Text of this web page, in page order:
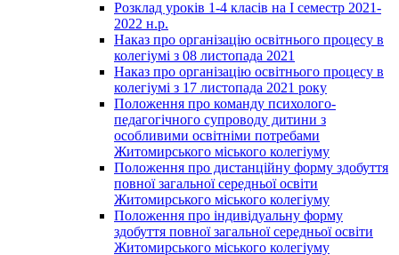
Розклад уроків 1-4 класів на І семестр 2021-
2022 н.р.
Наказ про організацію освітнього процесу в
колегіумі з 08 листопада 2021
Наказ про організацію освітнього процесу в
колегіумі з 17 листопада 2021 року
Положення про команду психолого-
педагогічного супроводу дитини з
особливими освітніми потребами
Житомирського міського колегіуму
Положення про дистанційну форму здобуття
повної загальної середньої освіти
Житомирського міського колегіуму
Положення про індивідуальну форму
здобуття повної загальної середньої освіти
Житомирського міського колегіуму